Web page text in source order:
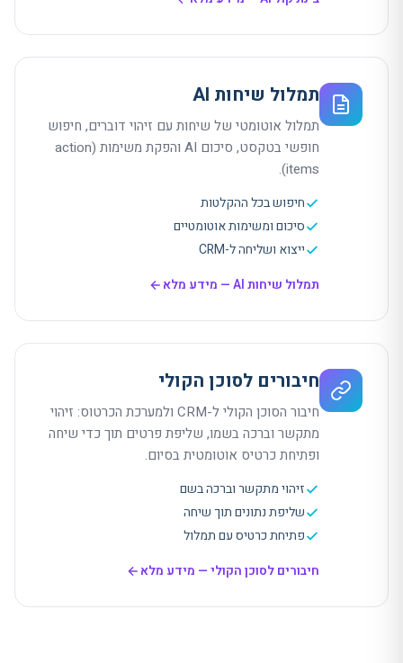
תמלול שיחות AI
תמלול אוטומטי של שיחות עם זיהוי דוברים, חיפוש
חופשי בטקסט, סיכום AI והפקת משימות (action
items).
חיפוש בכל ההקלטות
סיכום ומשימות אוטומטיים
ייצוא ושליחה ל-CRM
תמלול שיחות AI
— מידע מלא
חיבורים לסוכן הקולי
חיבור הסוכן הקולי ל-CRM ולמערכת הכרטוס: זיהוי
מתקשר וברכה בשמו, שליפת פרטים תוך כדי שיחה
ופתיחת כרטיס אוטומטית בסיום.
זיהוי מתקשר וברכה בשם
שליפת נתונים תוך שיחה
פתיחת כרטיס עם תמלול
חיבורים לסוכן הקולי— מידע מלא